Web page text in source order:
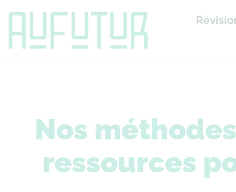
Nos
ressources